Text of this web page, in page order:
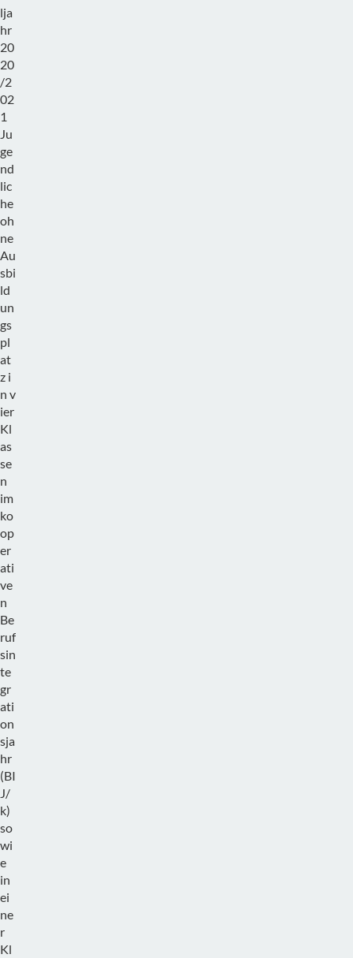
lja
hr
20
20
/2
02
1
Ju
ge
nd
lic
he
oh
ne
Au
sbi
ld
un
gs
pl
at
z i
n v
ier
Kl
as
se
n
im
ko
op
er
ati
ve
n
Be
ruf
sin
te
gr
ati
on
sja
hr
(BI
J/
k)
so
wi
e
in
ei
ne
r
Kl